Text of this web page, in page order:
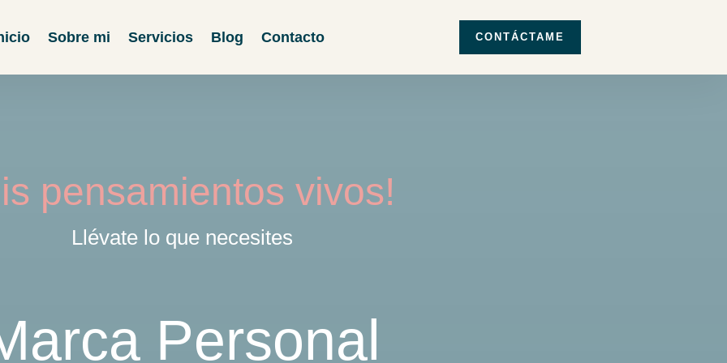
Sobre mi Servicios Blog Contacto CONTÁCTAME
pensamientos vivos!
Llévate lo que necesites
Personal